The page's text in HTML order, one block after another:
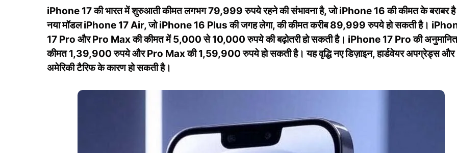
iPhone 17 की भारत में शुरुआती कीमत लगभग 79,999 रुपये रहने की संभावना है, जो iPhone 16 की कीमत के बराबर
नया मॉडल iPhone 17 Air, जो iPhone 16 Plus की जगह लेगा, की कीमत करीब 89,999 रुपये हो सकती है।
17 Pro और Pro Max की कीमत में 5,000 से 10,000 रुपये की बढ़ोतरी हो सकती है। iPhone 17 Pro की अनुमानित
कीमत 1,39,900 रुपये और Pro Max की 1,59,900 रुपये हो सकती है। यह वृद्धि नए डिज़ाइन, हार्डवेयर अपग्रेड्स और
अमेरिकी टैरिफ के कारण हो सकती है।